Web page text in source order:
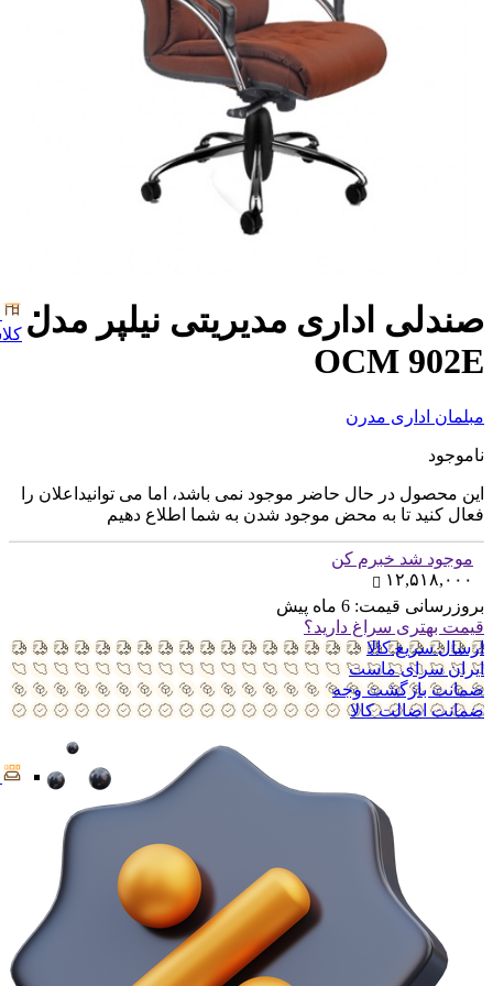
صندلی اداری مدیریتی نیلپر مدل
OCM 902E
مبلمان اداری مدرن
ناموجود
این محصول در حال حاضر موجود نمی باشد، اما می توانیداعلان را
فعال کنید تا به محض موجود شدن به شما اطلاع دهیم
موجود شد خبرم کن
۱۲,۵۱۸,۰۰۰
بروزرسانی قیمت: 6 ماه پیش
قیمت بهتری سراغ دارید؟
ارسال سریع کالا
ایران سرای ماست
ضمانت بازگشت وجه
ضمانت اضالت کالا